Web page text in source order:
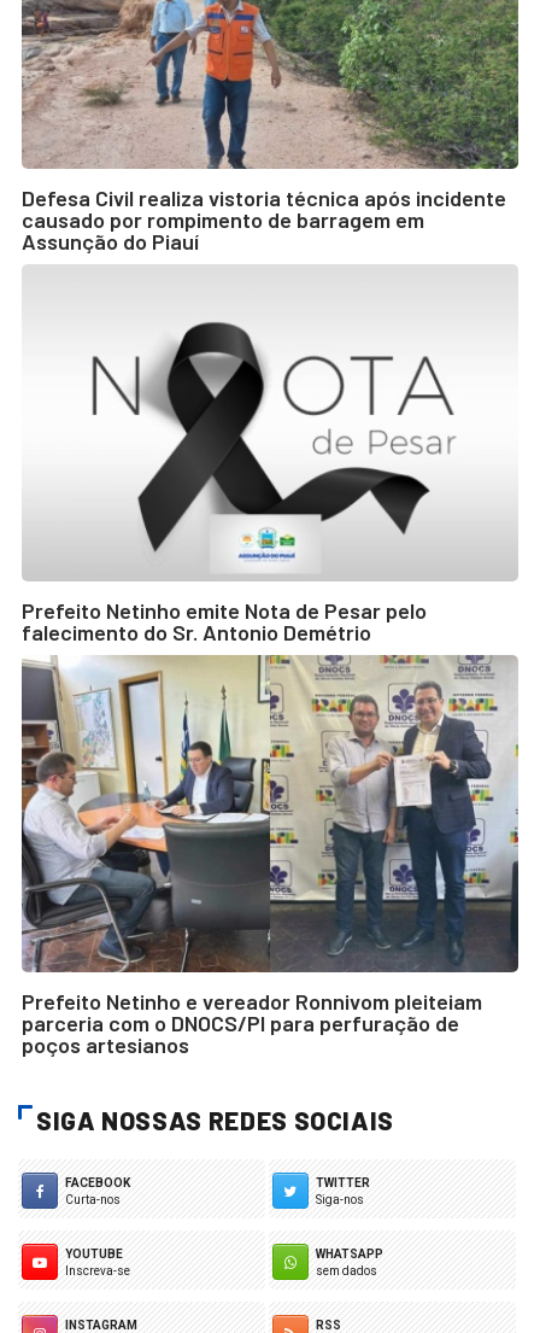
Defesa Civil realiza vistoria técnica após incidente
causado por rompimento de barragem em
Assunção do Piauí
Prefeito Netinho emite Nota de Pesar pelo
falecimento do Sr. Antonio Demétrio
Prefeito Netinho e vereador Ronnivom pleiteiam
parceria com o DNOCS/PI para perfuração de
poços artesianos
SIGA NOSSAS REDES SOCIAIS
FACEBOOK
Curta-nos
TWITTER
Siga-nos
YOUTUBE
Inscreva-se
WHATSAPP
sem dados
INSTAGRAM
RSS